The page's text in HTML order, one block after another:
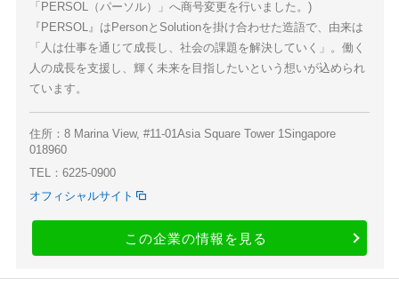
「PERSOL（パーソル）」へ商号変更を行いました。)
『PERSOL』はPersonとSolutionを掛け合わせた造語で、由来は
「人は仕事を通じて成長し、社会の課題を解決していく」。働く
人の成長を支援し、輝く未来を目指したいという想いが込められ
ています。
住所：8 Marina View, #11-01Asia Square Tower 1Singapore
018960
TEL：6225-0900
オフィシャルサイト
この企業の情報を見る